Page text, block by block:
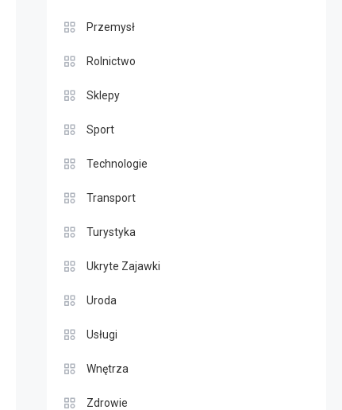
Przemysł
Rolnictwo
Sklepy
Sport
Technologie
Transport
Turystyka
Ukryte Zajawki
Uroda
Usługi
Wnętrza
Zdrowie